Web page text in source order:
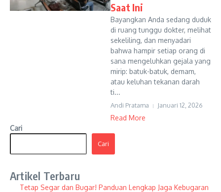
Saat Ini
Bayangkan Anda sedang duduk
di ruang tunggu dokter, melihat
sekeliling, dan menyadari
bahwa hampir setiap orang di
sana mengeluhkan gejala yang
mirip: batuk-batuk, demam,
atau keluhan tekanan darah
ti...
Andi Pratama Januari 12, 2026
Read More
Cari
Cari
Artikel Terbaru
Tetap Segar dan Bugar! Panduan Lengkap Jaga Kebugaran